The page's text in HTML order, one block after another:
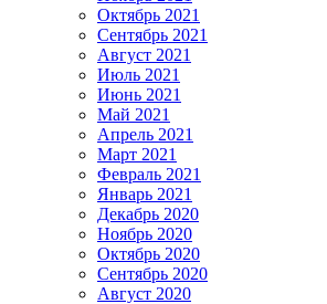
Октябрь 2021
Сентябрь 2021
Август 2021
Июль 2021
Июнь 2021
Май 2021
Апрель 2021
Март 2021
Февраль 2021
Январь 2021
Декабрь 2020
Ноябрь 2020
Октябрь 2020
Сентябрь 2020
Август 2020